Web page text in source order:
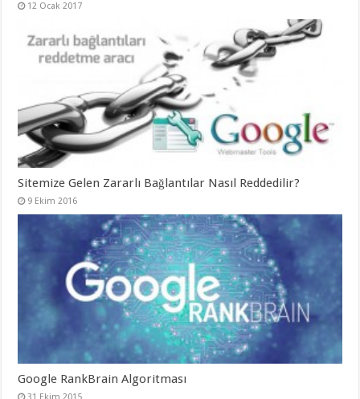
12 Ocak 2017
Sitemize Gelen Zararlı Bağlantılar Nasıl Reddedilir?
9 Ekim 2016
Google RankBrain Algoritması
31 Ekim 2015